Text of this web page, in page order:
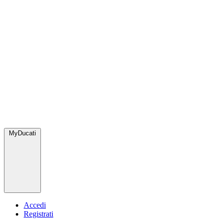
MyDucati
Accedi
Registrati